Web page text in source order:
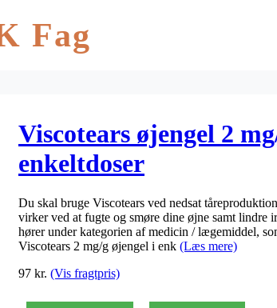
Fag
Viscotears øjengel 2
enkeltdoser
Du skal bruge Viscotears ved nedsat
virker ved at fugte og smøre dine øjne samt lindre
hører under kategorien af medicin / lægemiddel,
Viscotears 2 mg/g øjengel i enk (Læs mere)
97 kr. (Vis fragtpris)